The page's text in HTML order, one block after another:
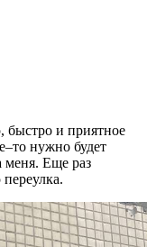
быстро и приятное
нужно будет
меня. Еще раз